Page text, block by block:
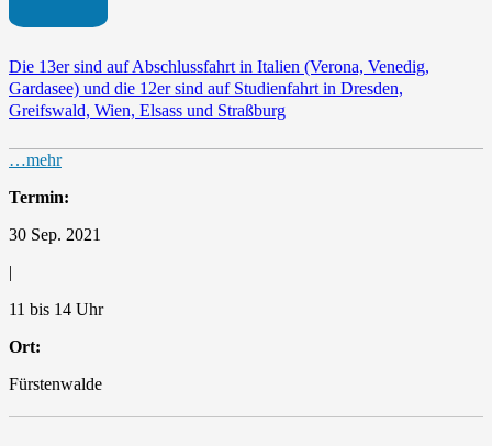
Die 13er sind auf Abschlussfahrt in Italien (Verona, Venedig,
Gardasee) und die 12er sind auf Studienfahrt in Dresden,
Greifswald, Wien, Elsass und Straßburg
…mehr
Termin:
30 Sep. 2021
|
11 bis 14 Uhr
Ort:
Fürstenwalde